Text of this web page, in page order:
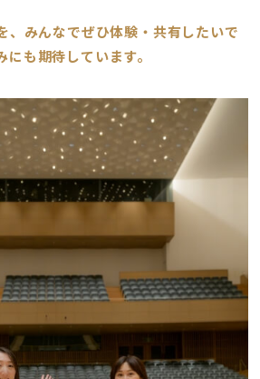
、みんなでぜひ体験・共有したいで
も期待しています。